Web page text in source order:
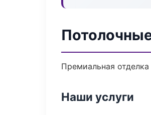
Премиальная
Наши услуги